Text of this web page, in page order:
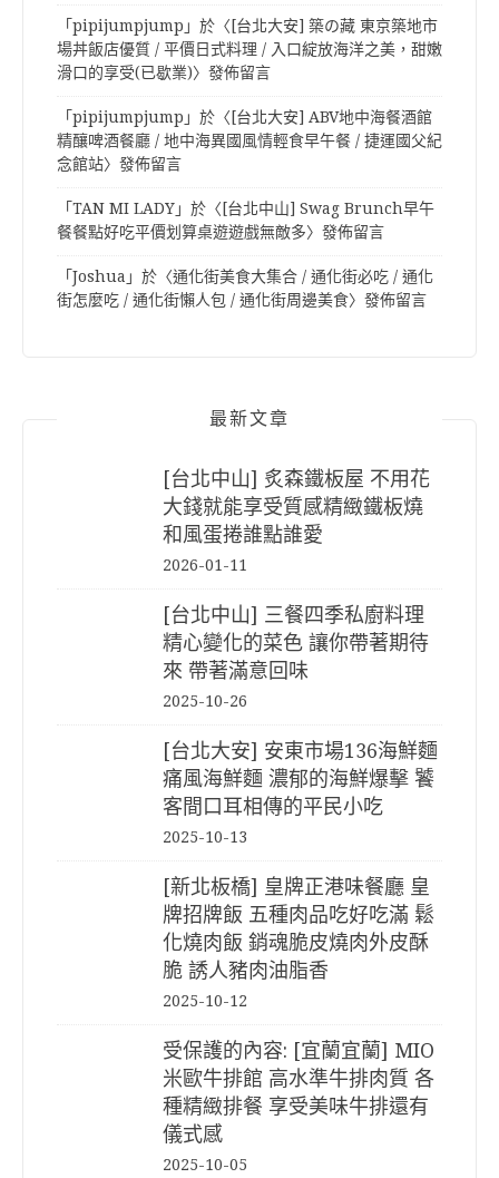
「pipijumpjump 」於〈 [台北大安] 築の藏 東京築地市
場丼飯店優質 / 平價日式料理 / 入口綻放海洋之美，甜嫩
滑口的享受(已歇業)〉發佈留言
「pipijumpjump 」於〈 [台北大安] ABV地中海餐酒館
精釀啤酒餐廳 / 地中海異國風情輕食早午餐 / 捷運國父紀
念館站〉發佈留言
「TAN MI LADY」於〈 [台北中山] Swag Brunch早午
餐餐點好吃平價划算桌遊遊戲無敵多〉發佈留言
「Joshua 」於〈通化街美食大集合 / 通化街必吃 / 通化
街怎麼吃 / 通化街懶人包 / 通化街周邊美食〉發佈留言
最新文章
[台北中山] 炙森鐵板屋 不用花
大錢就能享受質感精緻鐵板燒
和風蛋捲誰點誰愛
2026-01-11
[台北中山] 三餐四季私廚料理
精心變化的菜色 讓你帶著期待
來 帶著滿意回味
2025-10-26
[台北大安] 安東市場136海鮮麵
痛風海鮮麵 濃郁的海鮮爆擊 饕
客間口耳相傳的平民小吃
2025-10-13
[新北板橋] 皇牌正港味餐廳 皇
牌招牌飯 五種肉品吃好吃滿 鬆
化燒肉飯 銷魂脆皮燒肉外皮酥
脆 誘人豬肉油脂香
2025-10-12
受保護的內容: [宜蘭宜蘭] MIO
米歐牛排館 高水準牛排肉質 各
種精緻排餐 享受美味牛排還有
儀式感
2025-10-05